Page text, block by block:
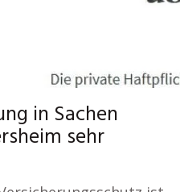
in Sachen
sehr